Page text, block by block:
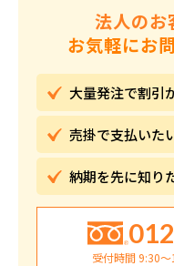
法人のお
お気軽にお
大量発注で割引
売掛で支払いた
納期を先に知り
受付時間 9:30